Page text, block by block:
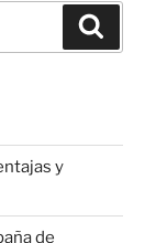
y
de